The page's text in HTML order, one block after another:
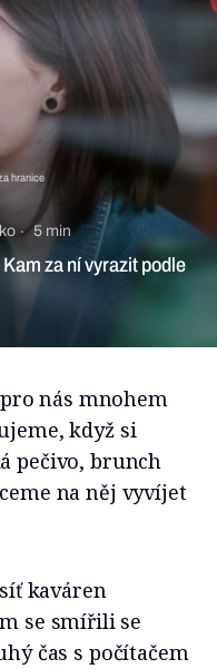
hranice
5 min
za ní vyrazit podle
nás mnohem
když si
pečivo, brunch
na něj vyvíjet
kaváren
se smířili se
čas s počítačem